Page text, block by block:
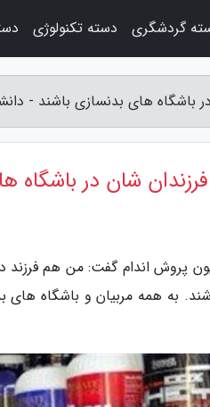
باشگاه های بدنسازی باشند -
شان در باشگاه
پروش اندام گفت: من هم
به همه مربیان و باشگاه
گردشگری دسته تکنولوژی